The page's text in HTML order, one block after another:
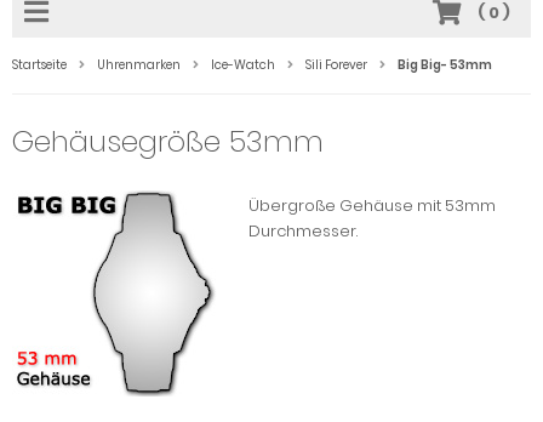
( 0)
Startseite Uhrenmarken Ice-Watch Sili Forever Big Big- 53mm
Gehäusegröße 53mm
Übergroße Gehäuse mit 53mm
Durchmesser.